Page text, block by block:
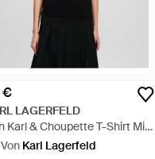
€
LAGERFELD
Karl & Choupette T-Shirt Mit
Damen, Größe - Schwarz
Von Karl Lagerfeld